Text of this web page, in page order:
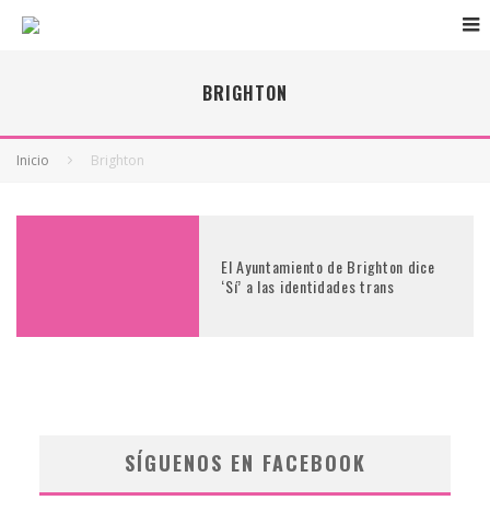
BRIGHTON
Inicio Brighton
El Ayuntamiento de Brighton dice
‘Sí’ a las identidades trans
SÍGUENOS EN FACEBOOK